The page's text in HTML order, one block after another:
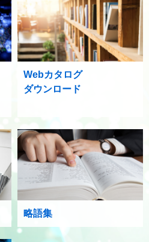
Webカタログ
ダウンロード
略語集